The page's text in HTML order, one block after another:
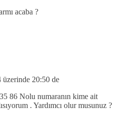
acaba ?
üzerinde 20:50 de
86 Nolu numaranın kime ait
. Yardımcı olur musunuz ?